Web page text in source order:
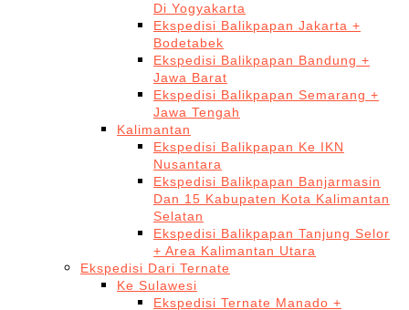
Di Yogyakarta
Ekspedisi Balikpapan Jakarta +
Bodetabek
Ekspedisi Balikpapan Bandung +
Jawa Barat
Ekspedisi Balikpapan Semarang +
Jawa Tengah
Kalimantan
Ekspedisi Balikpapan Ke IKN
Nusantara
Ekspedisi Balikpapan Banjarmasin
Dan 15 Kabupaten Kota Kalimantan
Selatan
Ekspedisi Balikpapan Tanjung Selor
+ Area Kalimantan Utara
Ekspedisi Dari Ternate
Ke Sulawesi
Ekspedisi Ternate Manado +